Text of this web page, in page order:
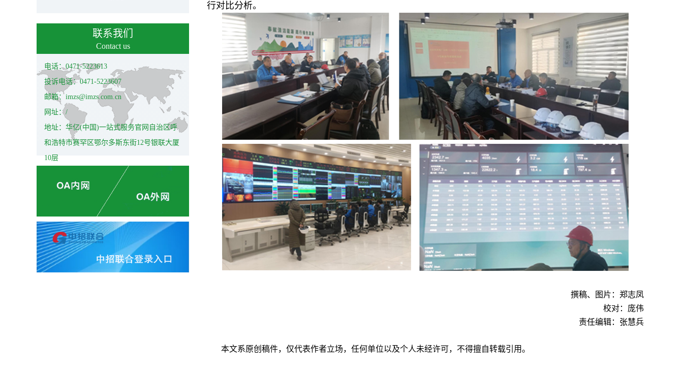
联系我们
Contact us
电话：0471-5223613
投诉电话：0471-5223607
邮箱：imzs@imzs.com.cn
网址：/
地址：华亿(中国)一站式服务官网自治区呼
和浩特市赛罕区鄂尔多斯东街12号银联大厦
10层
行对比分析。
撰稿、图片：郑志凤
校对：庞伟
责任编辑：张慧兵
本文系原创稿件，仅代表作者立场，任何单位以及个人未经许可，不得擅自转载引用。